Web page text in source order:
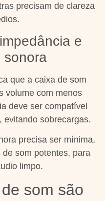
precisam de clareza
e
sonora
que a caixa de som
volume com menos
deve ser compatível
evitando sobrecargas.
precisa ser mínima,
som potentes, para
limpo.
som são